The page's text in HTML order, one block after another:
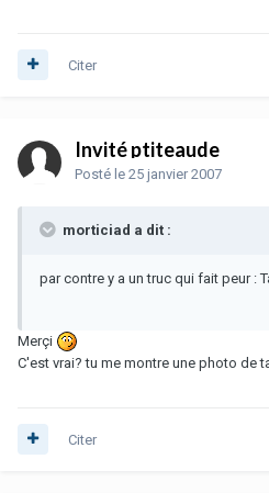
Citer
Invité ptiteaude
Posté le 25 janvier 2007
morticiad a dit :
par contre y a un truc qui fait peur :
Merçi
C'est vrai? tu me montre une photo de
Citer